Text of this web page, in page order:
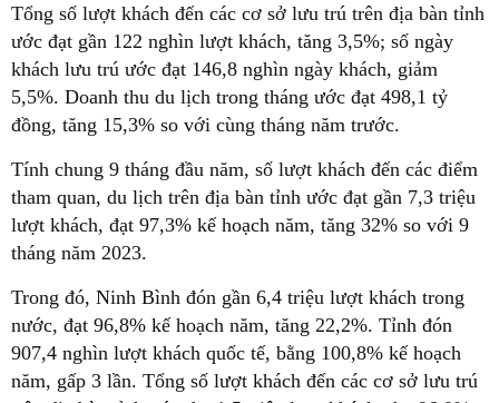
Tổng số lượt khách đến các cơ sở lưu trú trên địa bàn tỉnh
ước đạt gần 122 nghìn lượt khách, tăng 3,5%; số ngày
khách lưu trú ước đạt 146,8 nghìn ngày khách, giảm
5,5%. Doanh thu du lịch trong tháng ước đạt 498,1 tỷ
đồng, tăng 15,3% so với cùng tháng năm trước.
Tính chung 9 tháng đầu năm, số lượt khách đến các điểm
tham quan, du lịch trên địa bàn tỉnh ước đạt gần 7,3 triệu
lượt khách, đạt 97,3% kế hoạch năm, tăng 32% so với 9
tháng năm 2023.
Trong đó, Ninh Bình đón gần 6,4 triệu lượt khách trong
nước, đạt 96,8% kế hoạch năm, tăng 22,2%. Tỉnh đón
907,4 nghìn lượt khách quốc tế, bằng 100,8% kế hoạch
năm, gấp 3 lần. Tổng số lượt khách đến các cơ sở lưu trú